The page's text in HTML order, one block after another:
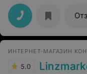
отлично знает своё
консультацией. В
Советских
привлекательной
вариантов. Большое
дальше, менять
ИНТЕРНЕТ-МАГАЗИН
5.0